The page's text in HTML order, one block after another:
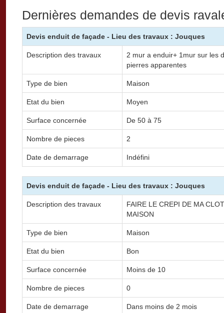
Dernières demandes de devis
Devis enduit de façade - Lieu des travaux : Jouques
Description des travaux
2 mur a enduir+ 1mur sur les
pierres apparentes
Type de bien Maison
Etat du bien Moyen
Surface concernée De 50 à 75
Nombre de pieces 2
Date de demarrage Indéfini
Devis enduit de façade - Lieu des travaux : Jouques
Description des travaux
FAIRE LE CREPI DE MA
MAISON
Type de bien Maison
Etat du bien Bon
Surface concernée Moins de 10
Nombre de pieces 0
Date de demarrage Dans moins de 2 mois